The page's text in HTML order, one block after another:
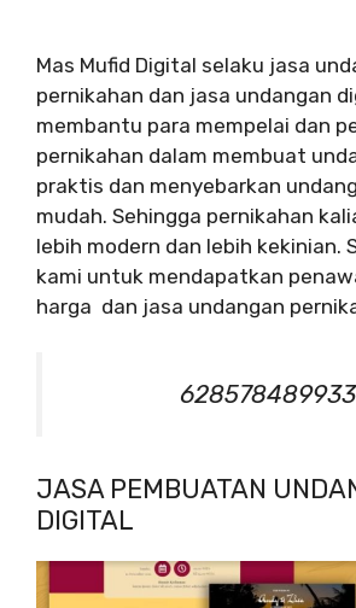
Mas Mufid Digital selaku jasa
pernikahan dan jasa undangan
membantu para mempelai dan
pernikahan dalam membuat
praktis dan menyebarkan
mudah. Sehingga pernikahan
lebih modern dan lebih kekinian.
kami untuk mendapatkan
harga dan jasa undangan
JASA PEMBUATAN
DIGITAL